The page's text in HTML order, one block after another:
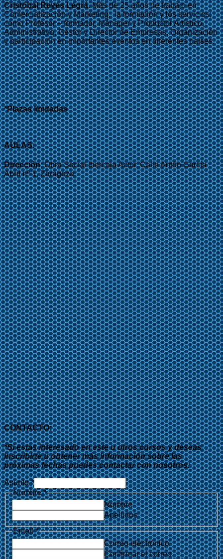
Cristóbal Reyes Legrá.Más de 25 años de trabajo en
Comercialización y Marketing, la formación y los servicios;
como Profesor – formador, Mánager y Productor Artístico,
Administrativo, Gestor y Director de Empresas, Organización
y participación en importantes eventos en diferentes países.
*Plazas limitadas
AULAS:
Dirección: Obra Social Ibercaja Actur, Calle Antón García
Abril nº 1, Zaragoza
CONTACTO:
*Si estas interesado en este u otros cursos y deseas
inscribirte u obtener más información sobre las
próximas fechas puedes contactar con nosotros:
Asunto*
Nombre*
Nombre
Apellidos
Acuerdo
RGPD
Edad
Email*
Correo electrónico
Confirmar el correo